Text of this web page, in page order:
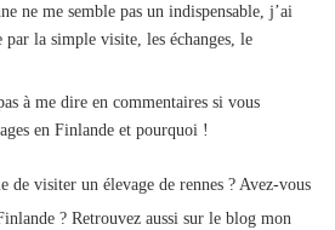
ne me semble pas un indispensable, j’ai
par la simple visite, les échanges, le
à me dire en commentaires si vous
en Finlande et pourquoi !
de visiter un élevage de rennes ? Avez-vous
? Retrouvez aussi sur le blog mon